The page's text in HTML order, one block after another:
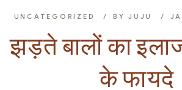
UNCATEGORIZED BY JUJU
झड़ते बालों का
के फायदे